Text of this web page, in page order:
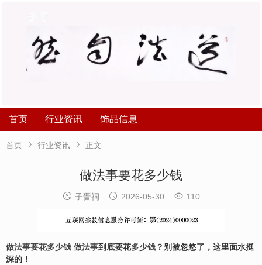
首页 行业资讯 饰品信息
首页  行业资讯  正文
做法事要花多少钱
 子晋祠  2026-05-30  110
做法事要花多少钱 做法事到底要花多少钱？别被忽悠了，这里面水挺
深的！